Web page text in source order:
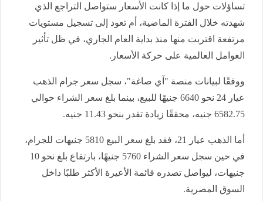
تساؤلات حول ما إذا كانت الأسعار ستواصل التراجع الذي
شهدته خلال الفترة الماضية، أم تعود إلى تسجيل مستويات
مرتفعة اقتربت منها منذ بداية العام الجاري، في ظل تأثير
العوامل العالمية على حركة الأسعار.
ووفقًا لبيانات منصة "آي صاغة"، سجل سعر جرام الذهب
عيار 24 نحو 6640 جنيهًا للبيع، بينما بلغ سعر الشراء حوالي
6582.75 جنيه، محققًا زيادة تقدر بنحو 11.43 جنيه.
أما الذهب عيار 21، فقد بلغ سعر البيع 5810 جنيهات للجرام،
في حين سجل سعر الشراء 5760 جنيهًا، بارتفاع بلغ نحو 10
جنيهات، ليواصل تصدره قائمة الأعيرة الأكثر طلبًا داخل
السوق المصرية.